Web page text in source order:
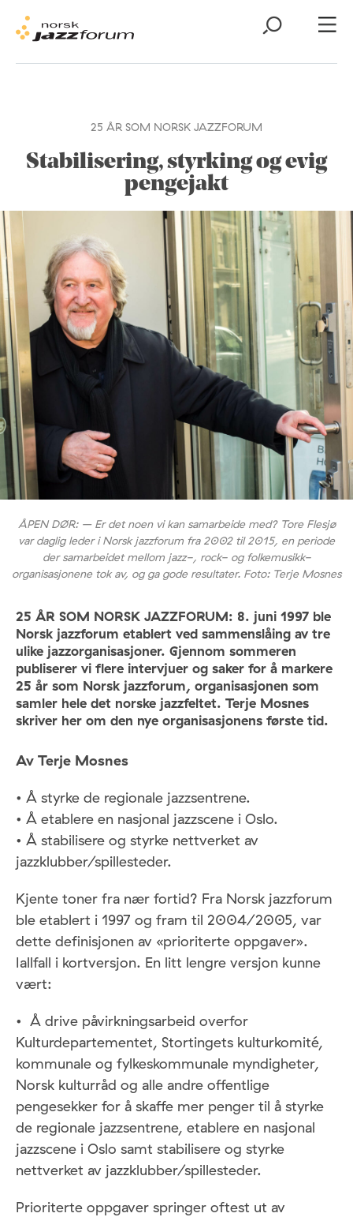
25 ÅR SOM NORSK JAZZFORUM
Stabilisering, styrking og evig
pengejakt
ÅPEN DØR: – Er det noen vi kan samarbeide med? Tore Flesjø
var daglig leder i Norsk jazzforum fra 2002 til 2015, en periode
der samarbeidet mellom jazz-, rock- og folkemusikk-
organisasjonene tok av, og ga gode resultater. Foto: Terje Mosnes
25 ÅR SOM NORSK JAZZFORUM: 8. juni 1997 ble
Norsk jazzforum etablert ved sammenslåing av tre
ulike jazzorganisasjoner. Gjennom sommeren
publiserer vi flere intervjuer og saker for å markere
25 år som Norsk jazzforum, organisasjonen som
samler hele det norske jazzfeltet. Terje Mosnes
skriver her om den nye organisasjonens første tid.
Av Terje Mosnes
• Å styrke de regionale jazzsentrene.
• Å etablere en nasjonal jazzscene i Oslo.
• Å stabilisere og styrke nettverket av
jazzklubber/spillesteder.
Kjente toner fra nær fortid? Fra Norsk jazzforum
ble etablert i 1997 og fram til 2004/2005, var
dette definisjonen av «prioriterte oppgaver».
Iallfall i kortversjon. En litt lengre versjon kunne
vært:
• Å drive påvirkningsarbeid overfor
Kulturdepartementet, Stortingets kulturkomité,
kommunale og fylkeskommunale myndigheter,
Norsk kulturråd og alle andre offentlige
pengesekker for å skaffe mer penger til å styrke
de regionale jazzsentrene, etablere en nasjonal
jazzscene i Oslo samt stabilisere og styrke
nettverket av jazzklubber/spillesteder.
Prioriterte oppgaver springer oftest ut av